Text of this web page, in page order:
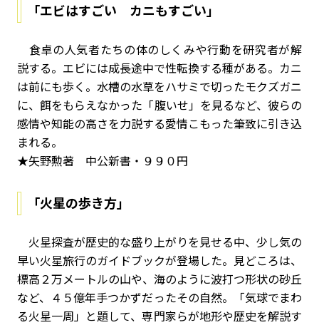
「エビはすごい カニもすごい」
食卓の人気者たちの体のしくみや行動を研究者が解
説する。エビには成長途中で性転換する種がある。カニ
は前にも歩く。水槽の水草をハサミで切ったモクズガニ
に、餌をもらえなかった「腹いせ」を見るなど、彼らの
感情や知能の高さを力説する愛情こもった筆致に引き込
まれる。
★矢野勲著 中公新書・９９０円
「火星の歩き方」
火星探査が歴史的な盛り上がりを見せる中、少し気の
早い火星旅行のガイドブックが登場した。見どころは、
標高２万メートルの山や、海のように波打つ形状の砂丘
など、４５億年手つかずだったその自然。「気球でまわ
る火星一周」と題して、専門家らが地形や歴史を解説す